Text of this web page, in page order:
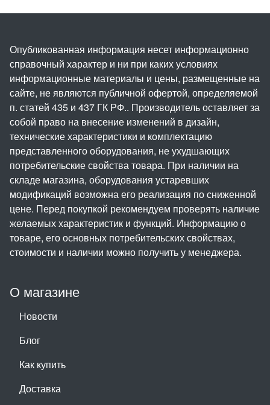
О магазине
Новости
Блог
Как купить
Доставка
Опубликованная информация несет информационно
справочный характер и ни при каких условиях
информационные материалы и цены, размещенные на
сайте, не являются публичной офертой, определяемой
п. статей 435 и 437 ГК РФ.. Производитель оставляет за
собой право на внесение изменений в дизайн,
технические характеристики и комплектацию
представленного оборудования, не ухудшающих
потребительские свойства товара. При наличии на
складе магазина, оборудования устаревших
модификаций возможна его реализация по сниженной
цене. Перед покупкой рекомендуем проверять наличие
желаемых характеристик и функций. Информацию о
товаре, его основных потребительских свойствах,
стоимости и наличии можно получить у менеджера.